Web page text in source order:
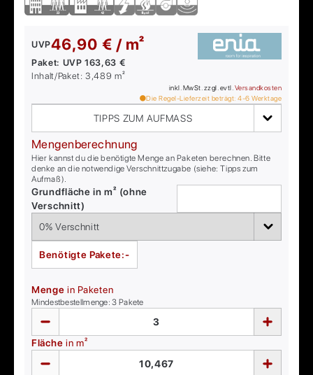
UVP46,90 € / m²
Paket: UVP163,63 €
Inhalt/Paket:3,489 m²
inkl. MwSt. zzgl. evtl. Versandkosten
Die Regel-Lieferzeit beträgt: 4-6 Werktage
TIPPS ZUM AUFMASS
Mengenberechnung
Hier kannst du die benötigte Menge an Paketen berechnen. Bitte
denke an die notwendige Verschnittzugabe (siehe: Tipps zum
Aufmaß).
Grundfläche in m² (ohne
Verschnitt)
Benötigte Pakete:-
Menge in Paketen
Mindestbestellmenge:3 Pakete
Fläche in m²